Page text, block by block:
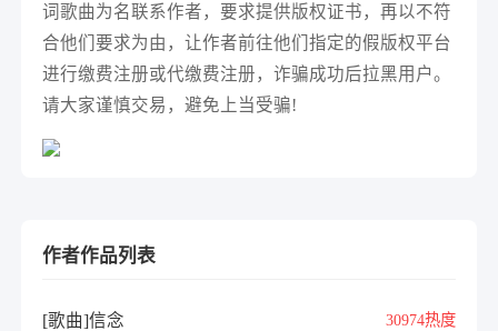
词歌曲为名联系作者，要求提供版权证书，再以不符
合他们要求为由，让作者前往他们指定的假版权平台
进行缴费注册或代缴费注册，诈骗成功后拉黑用户。
请大家谨慎交易，避免上当受骗!
作者作品列表
[歌曲]信念 30974热度